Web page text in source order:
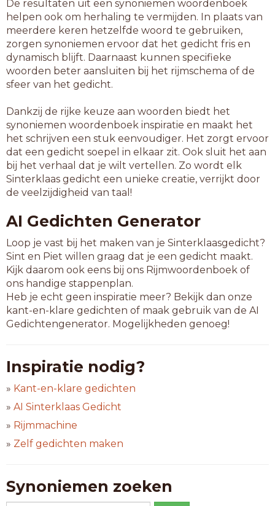
De resultaten uit een synoniemen woordenboek
helpen ook om herhaling te vermijden. In plaats van
meerdere keren hetzelfde woord te gebruiken,
zorgen synoniemen ervoor dat het gedicht fris en
dynamisch blijft. Daarnaast kunnen specifieke
woorden beter aansluiten bij het rijmschema of de
sfeer van het gedicht.
Dankzij de rijke keuze aan woorden biedt het
synoniemen woordenboek inspiratie en maakt het
het schrijven een stuk eenvoudiger. Het zorgt ervoor
dat een gedicht soepel in elkaar zit. Ook sluit het aan
bij het verhaal dat je wilt vertellen. Zo wordt elk
Sinterklaas gedicht een unieke creatie, verrijkt door
de veelzijdigheid van taal!
AI Gedichten Generator
Loop je vast bij het maken van je Sinterklaasgedicht?
Sint en Piet willen graag dat je een gedicht maakt.
Kijk daarom ook eens bij ons Rijmwoordenboek of
ons handige stappenplan.
Heb je echt geen inspiratie meer? Bekijk dan onze
kant-en-klare gedichten of maak gebruik van de AI
Gedichtengenerator. Mogelijkheden genoeg!
Inspiratie nodig?
» Kant-en-klare gedichten
» AI Sinterklaas Gedicht
» Rijmmachine
» Zelf gedichten maken
Synoniemen zoeken